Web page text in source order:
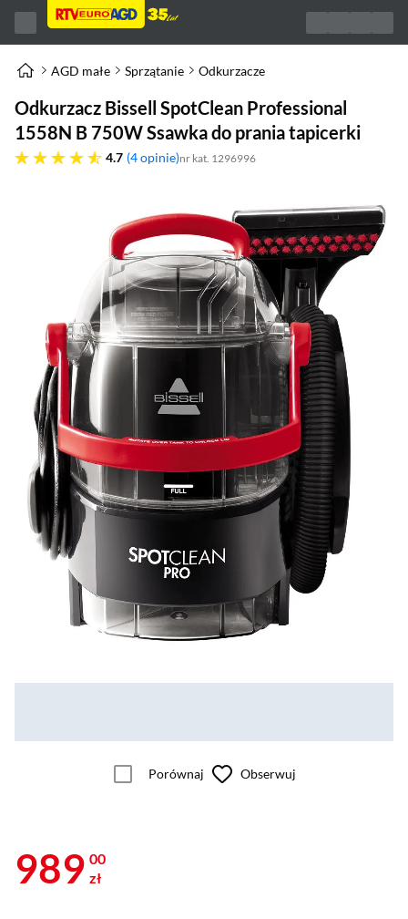
AGD małe Sprzątanie Odkurzacze
Odkurzacz Bissell SpotClean Professional
1558N B 750W Ssawka do prania tapicerki
4.7
4.7 gwiazdek 4 opinie nr kat. 1296996
Porównaj Obserwuj
989 00
zł